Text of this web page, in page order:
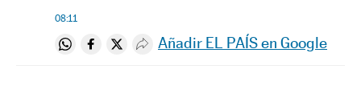
08:11
Compartir en Whatsapp
Compartir en Facebook
Compartir en Twitter
Desplegar Redes Sociales
Añadir EL PAÍS en Google